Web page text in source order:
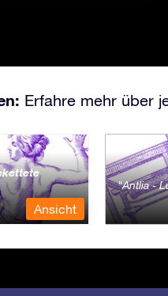
Erfahre mehr über
Ansicht
Antlia -